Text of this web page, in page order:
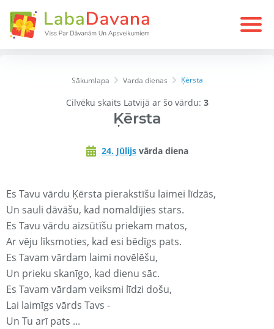
Sākumlapa Varda dienas Ķērsta
Cilvēku skaits Latvijā ar šo vārdu: 3
Ķērsta
24. Jūlijsvārda diena
Es Tavu vārdu Ķērsta pierakstīšu laimei līdzās,
Un sauli dāvāšu, kad nomaldījies stars.
Es Tavu vārdu aizsūtīšu priekam matos,
Ar vēju līksmoties, kad esi bēdīgs pats.
Es Tavam vārdam laimi novēlēšu,
Un prieku skanīgo, kad dienu sāc.
Es Tavam vārdam veiksmi līdzi došu,
Lai laimīgs vārds Tavs -
Un Tu arī pats ...